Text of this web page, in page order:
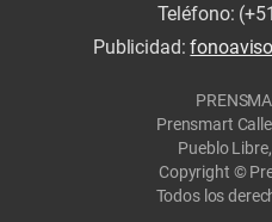
Teléfono:
Publicidad:
Prensmart
Pueblo
Copyright ©
Todos los